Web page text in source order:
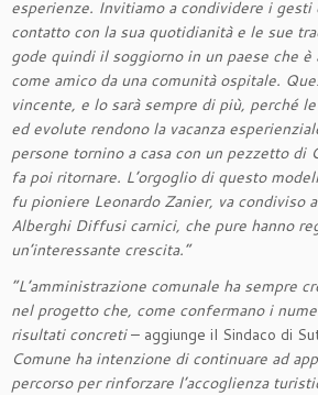
esperienze. Invitiamo a condividere i
contatto con la sua quotidianità e le sue
gode quindi il soggiorno in un paese che
come amico da una comunità ospitale.
vincente, e lo sarà sempre di più, perché
ed evolute rendono la vacanza
persone tornino a casa con un pezzetto di
fa poi ritornare. L’orgoglio di questo
fu pioniere Leonardo Zanier, va condiviso
Alberghi Diffusi carnici, che pure hanno
un’interessante crescita.”
“L’amministrazione comunale ha sempre
nel progetto che, come confermano i
risultati concreti– aggiunge il Sindaco di
Comune ha intenzione di continuare ad
percorso per rinforzare l’accoglienza